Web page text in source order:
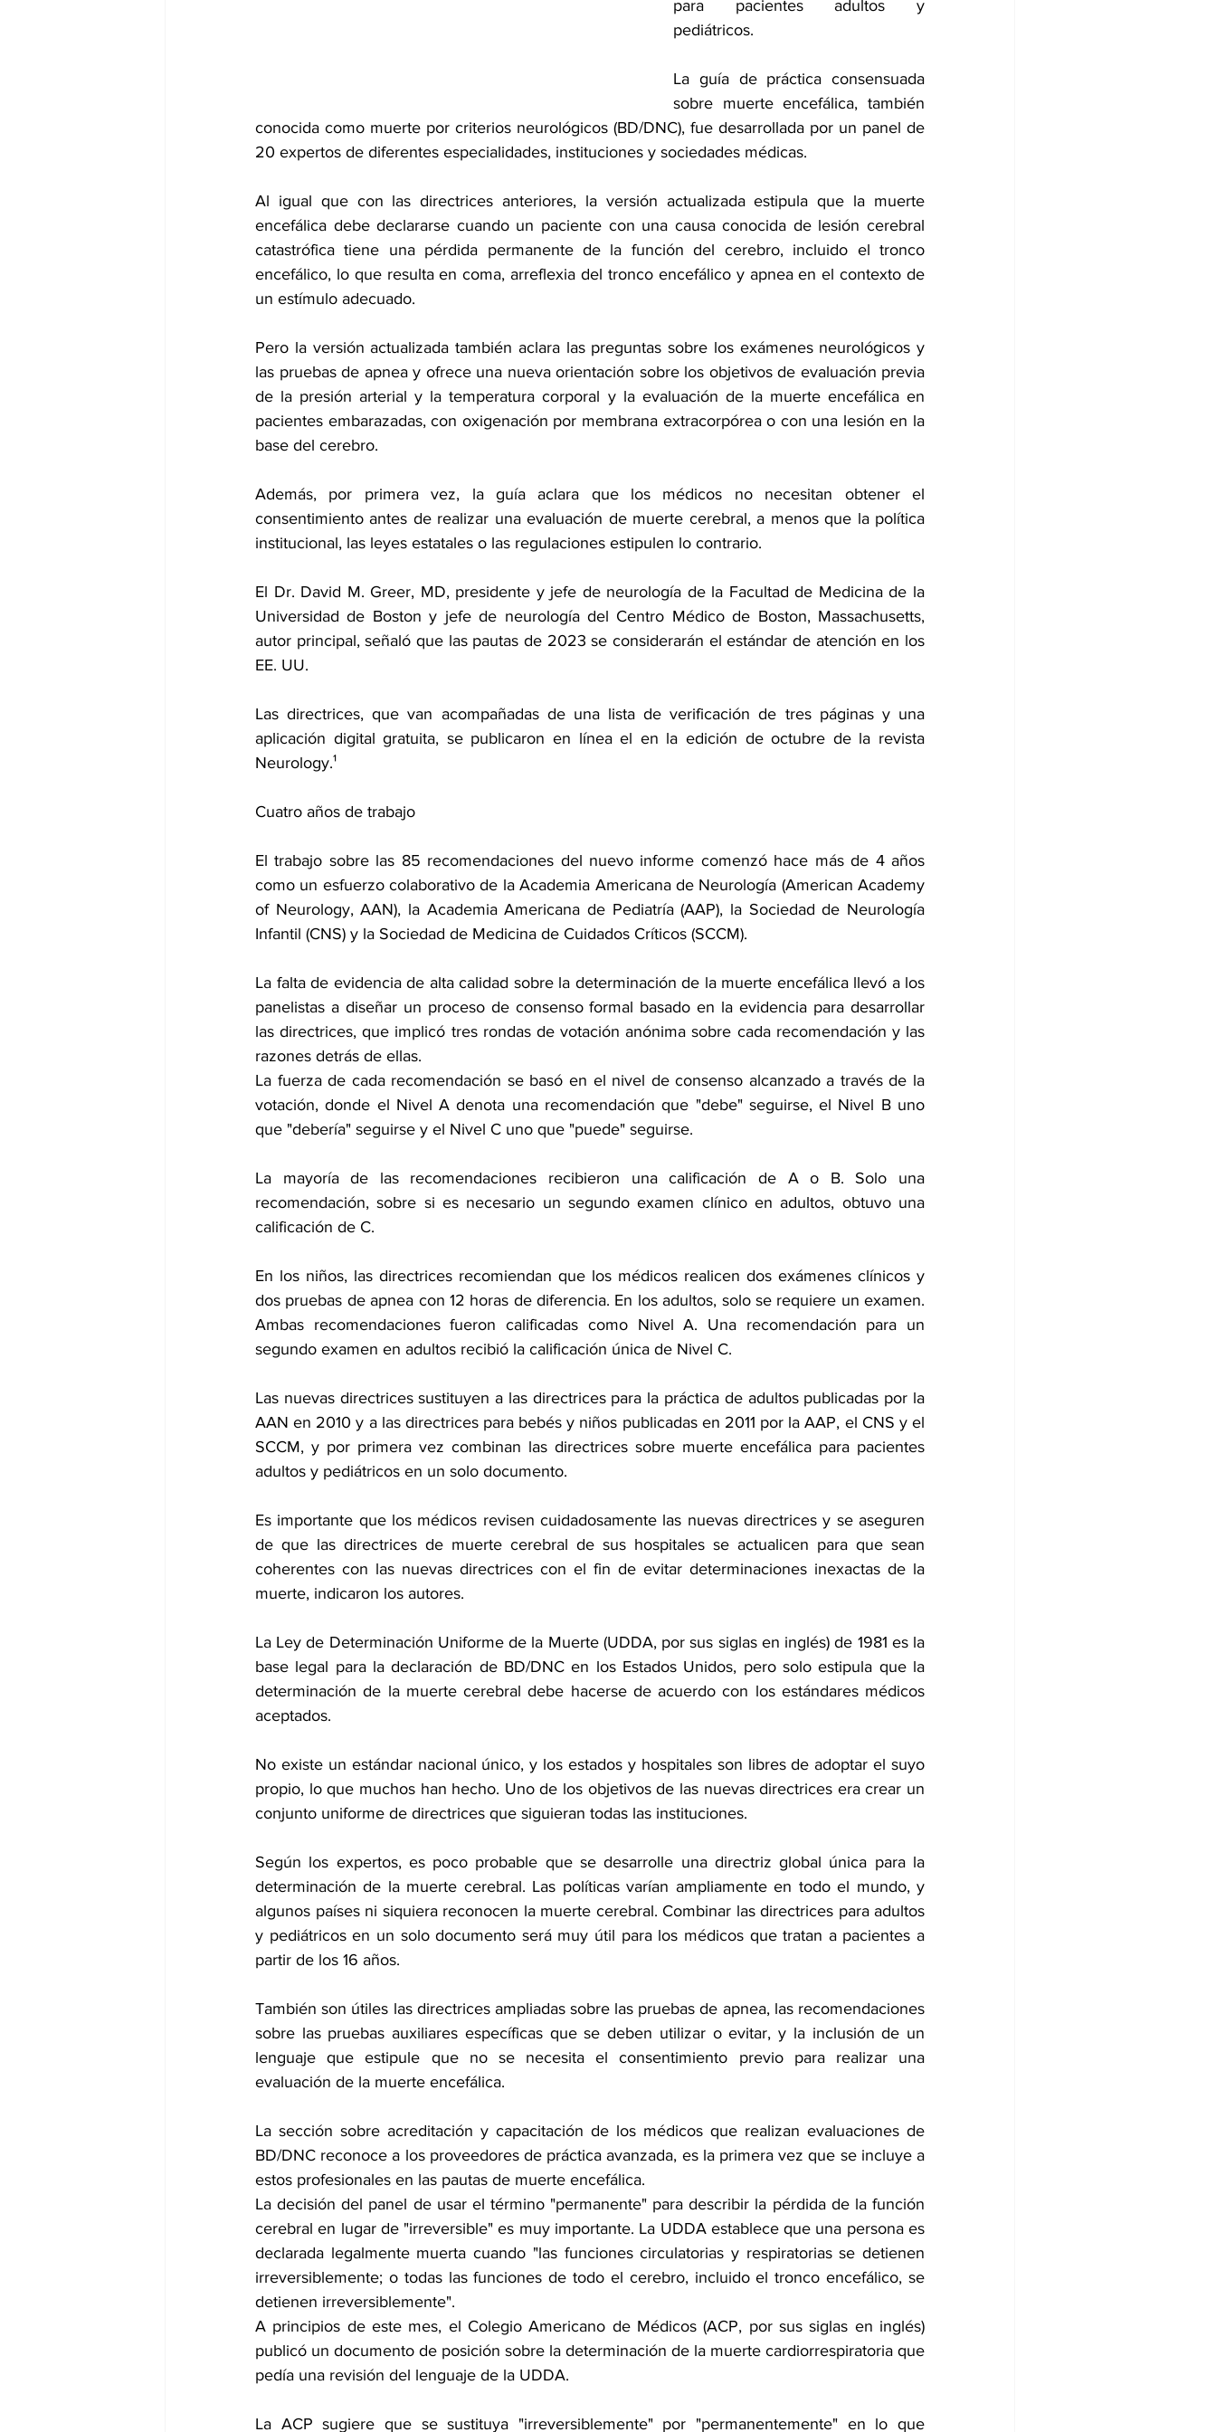
para pacientes adultos y
pediátricos.
La guía de práctica consensuada
sobre muerte encefálica, también
conocida como muerte por criterios neurológicos (BD/DNC), fue desarrollada por un panel de
20 expertos de diferentes especialidades, instituciones y sociedades médicas.
Al igual que con las directrices anteriores, la versión actualizada estipula que la muerte
encefálica debe declararse cuando un paciente con una causa conocida de lesión cerebral
catastrófica tiene una pérdida permanente de la función del cerebro, incluido el tronco
encefálico, lo que resulta en coma, arreflexia del tronco encefálico y apnea en el contexto de
un estímulo adecuado.
Pero la versión actualizada también aclara las preguntas sobre los exámenes neurológicos y
las pruebas de apnea y ofrece una nueva orientación sobre los objetivos de evaluación previa
de la presión arterial y la temperatura corporal y la evaluación de la muerte encefálica en
pacientes embarazadas, con oxigenación por membrana extracorpórea o con una lesión en la
base del cerebro.
Además, por primera vez, la guía aclara que los médicos no necesitan obtener el
consentimiento antes de realizar una evaluación de muerte cerebral, a menos que la política
institucional, las leyes estatales o las regulaciones estipulen lo contrario.
El Dr. David M. Greer, MD, presidente y jefe de neurología de la Facultad de Medicina de la
Universidad de Boston y jefe de neurología del Centro Médico de Boston, Massachusetts,
autor principal, señaló que las pautas de 2023 se considerarán el estándar de atención en los
EE. UU.
Las directrices, que van acompañadas de una lista de verificación de tres páginas y una
aplicación digital gratuita, se publicaron en línea el en la edición de octubre de la revista
Neurology.¹
Cuatro años de trabajo
El trabajo sobre las 85 recomendaciones del nuevo informe comenzó hace más de 4 años
como un esfuerzo colaborativo de la Academia Americana de Neurología (American Academy
of Neurology, AAN), la Academia Americana de Pediatría (AAP), la Sociedad de Neurología
Infantil (CNS) y la Sociedad de Medicina de Cuidados Críticos (SCCM).
La falta de evidencia de alta calidad sobre la determinación de la muerte encefálica llevó a los
panelistas a diseñar un proceso de consenso formal basado en la evidencia para desarrollar
las directrices, que implicó tres rondas de votación anónima sobre cada recomendación y las
razones detrás de ellas.
La fuerza de cada recomendación se basó en el nivel de consenso alcanzado a través de la
votación, donde el Nivel A denota una recomendación que "debe" seguirse, el Nivel B uno
que "debería" seguirse y el Nivel C uno que "puede" seguirse.
La mayoría de las recomendaciones recibieron una calificación de A o B. Solo una
recomendación, sobre si es necesario un segundo examen clínico en adultos, obtuvo una
calificación de C.
En los niños, las directrices recomiendan que los médicos realicen dos exámenes clínicos y
dos pruebas de apnea con 12 horas de diferencia. En los adultos, solo se requiere un examen.
Ambas recomendaciones fueron calificadas como Nivel A. Una recomendación para un
segundo examen en adultos recibió la calificación única de Nivel C.
Las nuevas directrices sustituyen a las directrices para la práctica de adultos publicadas por la
AAN en 2010 y a las directrices para bebés y niños publicadas en 2011 por la AAP, el CNS y el
SCCM, y por primera vez combinan las directrices sobre muerte encefálica para pacientes
adultos y pediátricos en un solo documento.
Es importante que los médicos revisen cuidadosamente las nuevas directrices y se aseguren
de que las directrices de muerte cerebral de sus hospitales se actualicen para que sean
coherentes con las nuevas directrices con el fin de evitar determinaciones inexactas de la
muerte, indicaron los autores.
La Ley de Determinación Uniforme de la Muerte (UDDA, por sus siglas en inglés) de 1981 es la
base legal para la declaración de BD/DNC en los Estados Unidos, pero solo estipula que la
determinación de la muerte cerebral debe hacerse de acuerdo con los estándares médicos
aceptados.
No existe un estándar nacional único, y los estados y hospitales son libres de adoptar el suyo
propio, lo que muchos han hecho. Uno de los objetivos de las nuevas directrices era crear un
conjunto uniforme de directrices que siguieran todas las instituciones.
Según los expertos, es poco probable que se desarrolle una directriz global única para la
determinación de la muerte cerebral. Las políticas varían ampliamente en todo el mundo, y
algunos países ni siquiera reconocen la muerte cerebral. Combinar las directrices para adultos
y pediátricos en un solo documento será muy útil para los médicos que tratan a pacientes a
partir de los 16 años.
También son útiles las directrices ampliadas sobre las pruebas de apnea, las recomendaciones
sobre las pruebas auxiliares específicas que se deben utilizar o evitar, y la inclusión de un
lenguaje que estipule que no se necesita el consentimiento previo para realizar una
evaluación de la muerte encefálica.
La sección sobre acreditación y capacitación de los médicos que realizan evaluaciones de
BD/DNC reconoce a los proveedores de práctica avanzada, es la primera vez que se incluye a
estos profesionales en las pautas de muerte encefálica.
La decisión del panel de usar el término "permanente" para describir la pérdida de la función
cerebral en lugar de "irreversible" es muy importante. La UDDA establece que una persona es
declarada legalmente muerta cuando "las funciones circulatorias y respiratorias se detienen
irreversiblemente; o todas las funciones de todo el cerebro, incluido el tronco encefálico, se
detienen irreversiblemente".
A principios de este mes, el Colegio Americano de Médicos (ACP, por sus siglas en inglés)
publicó un documento de posición sobre la determinación de la muerte cardiorrespiratoria que
pedía una revisión del lenguaje de la UDDA.
La ACP sugiere que se sustituya "irreversiblemente" por "permanentemente" en lo que